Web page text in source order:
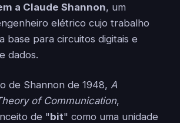
a Claude Shannon, um
elétrico cujo trabalho
base para circuitos digitais e
dados.
de Shannon de 1948, A
of Communication,
de "bit" como uma unidade